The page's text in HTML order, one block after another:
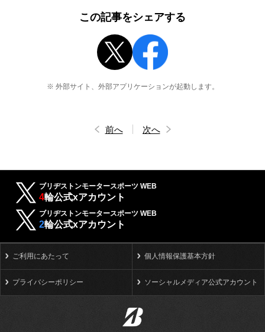
この記事をシェアする
※ 外部サイト、外部アプリケーションが起動します。
前へ 次へ
ブリヂストンモータースポーツ WEB
4輪公式xアカウント
ブリヂストンモータースポーツ WEB
2輪公式xアカウント
ご利用にあたって 個人情報保護基本方針
プライバシーポリシー ソーシャルメディア公式アカウント